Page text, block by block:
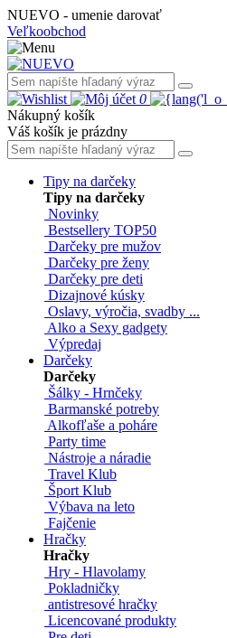
NUEVO - umenie darovať
Veľkoobchod
0
Nákupný košík
Váš košík je prázdny
Tipy na darčeky
Tipy na darčeky
Novinky
Bestsellery TOP50
Darčeky pre mužov
Darčeky pre ženy
Darčeky pre deti
Dizajnové kúsky
Oslavy, výročia, svadby ...
Alko a Sexy gadgety
Výpredaj
Darčeky
Darčeky
Šálky - Hrnčeky
Barmanské potreby
Alkofľaše a poháre
Party time
Nástroje a náradie
Travel Klub
Šport Klub
Výbava na leto
Fajčenie
Hračky
Hračky
Hry - Hlavolamy
Pokladničky
antistresové hračky
Licencované produkty